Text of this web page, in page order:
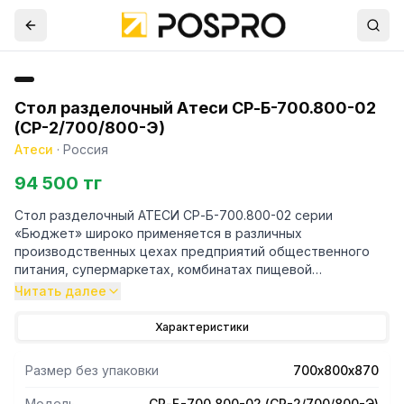
Стол разделочный Атеси СР-Б-700.800-02
(СР-2/700/800-Э)
Атеси · Россия
94 500 тг
Стол разделочный АТЕСИ СР-Б-700.800-02 серии
«Бюджет» широко применяется в различных
производственных цехах предприятий общественного
питания, супермаркетах, комбинатах пищевой
промышленности для разделывания и обработки
поверхности для кухонного оборудования.
ламинированной древесно-стружечной плиты, что
увеличивает прочность и исключает прогиб столешницы.
Читать далее
Характеристики
Размер без упаковки 700х800х870